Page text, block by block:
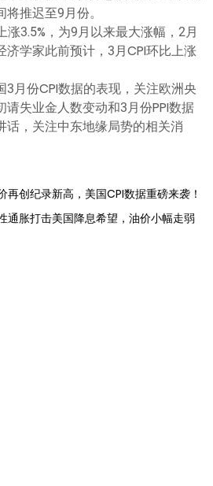
推迟至9月份。
涨3.5%，为9月以来最大涨幅，2月
济学家此前预计，3月CPI环比上涨
月份CPI数据的表现，关注欧洲央
失业金人数变动和3月份PPI数据
话，关注中东地缘局势的相关消
再创纪录新高，美国CPI数据重磅来袭！
通胀打击美国降息希望，油价小幅走弱